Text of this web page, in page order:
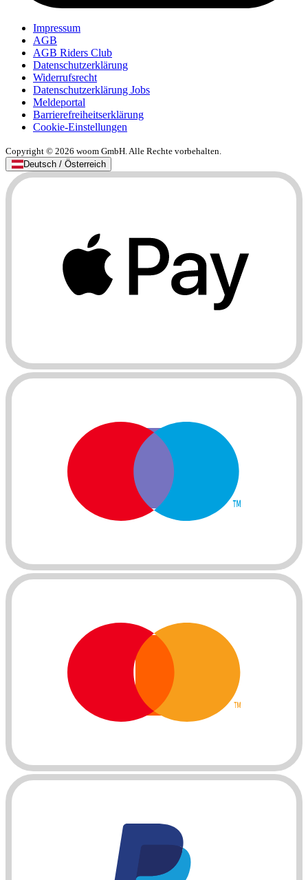
Impressum
AGB
AGB Riders Club
Datenschutzerklärung
Widerrufsrecht
Datenschutzerklärung Jobs
Meldeportal
Barrierefreiheitserklärung
Cookie-Einstellungen
Copyright © 2026 woom GmbH. Alle Rechte vorbehalten.
Deutsch / Österreich